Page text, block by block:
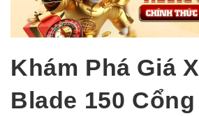
Khám Phá Giá
Blade 150